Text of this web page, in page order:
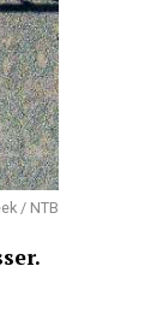
/ NTB